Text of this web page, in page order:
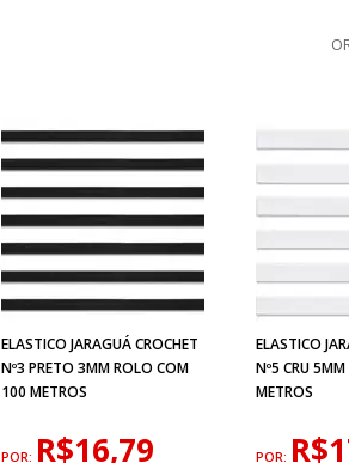
ELASTICO JARAGUÁ CROCHET
Nº3 PRETO 3MM ROLO COM
100 METROS
POR: R$16,79
ELASTICO
Nº5 CRU
METROS
POR: